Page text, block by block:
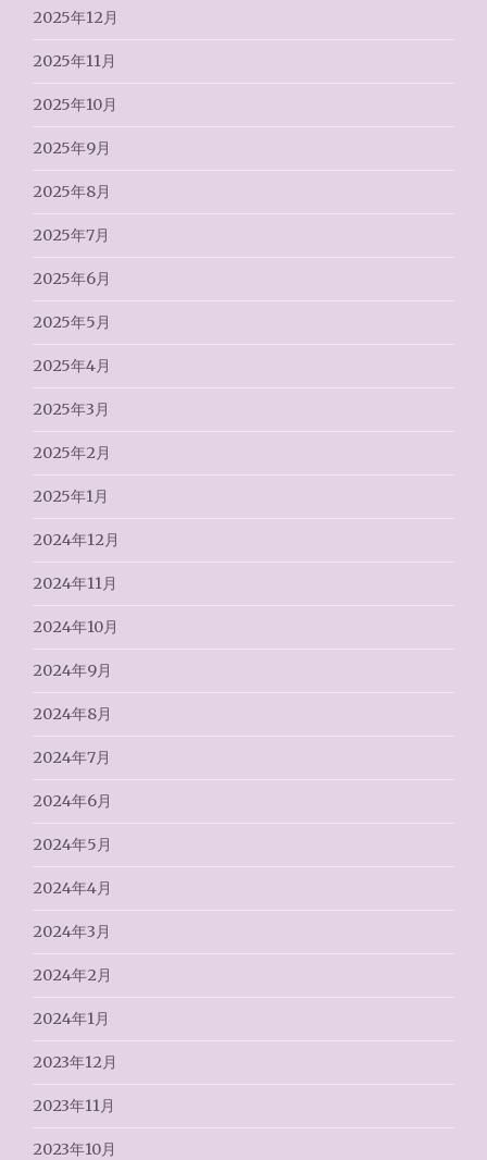
2025年12月
2025年11月
2025年10月
2025年9月
2025年8月
2025年7月
2025年6月
2025年5月
2025年4月
2025年3月
2025年2月
2025年1月
2024年12月
2024年11月
2024年10月
2024年9月
2024年8月
2024年7月
2024年6月
2024年5月
2024年4月
2024年3月
2024年2月
2024年1月
2023年12月
2023年11月
2023年10月